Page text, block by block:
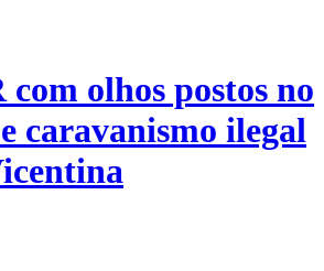
olhos postos no
caravanismo ilegal